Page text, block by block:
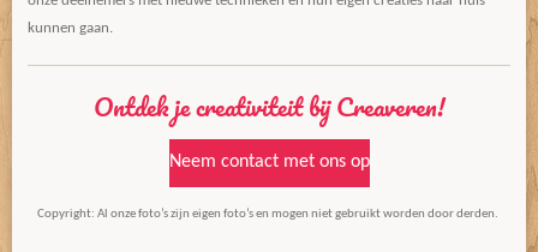
kunnen gaan.
Ontdek je creativiteit bij Creaveren!
Neem contact met ons op
Copyright: Al onze foto’s zijn eigen foto’s en mogen niet gebruikt worden door derden.